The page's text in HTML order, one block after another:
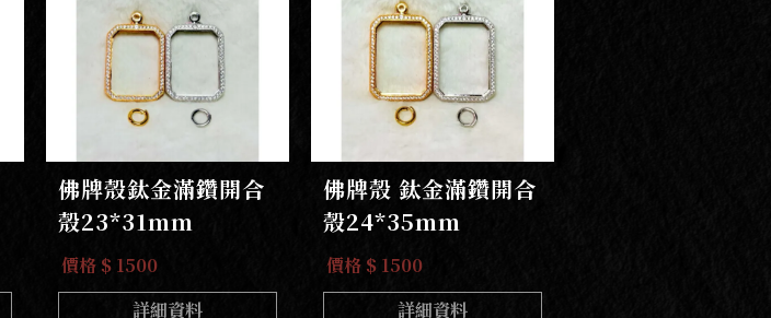
佛牌殼鈦金滿鑽開合
殼23*31mm
價格 $ 1500
詳細資料
佛牌殼 鈦金滿鑽開合
殼24*35mm
價格 $ 1500
詳細資料